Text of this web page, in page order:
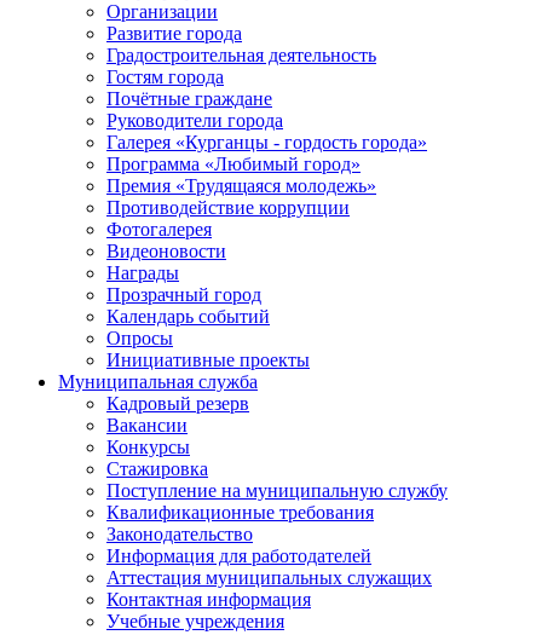
Организации
Развитие города
Градостроительная деятельность
Гостям города
Почётные граждане
Руководители города
Галерея «Курганцы - гордость города»
Программа «Любимый город»
Премия «Трудящаяся молодежь»
Противодействие коррупции
Фотогалерея
Видеоновости
Награды
Прозрачный город
Календарь событий
Опросы
Инициативные проекты
Муниципальная служба
Кадровый резерв
Вакансии
Конкурсы
Стажировка
Поступление на муниципальную службу
Квалификационные требования
Законодательство
Информация для работодателей
Аттестация муниципальных служащих
Контактная информация
Учебные учреждения